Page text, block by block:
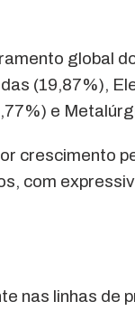
global
(19,87%),
e
crescimento
com
nas linhas de